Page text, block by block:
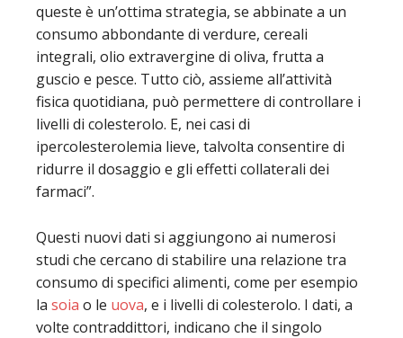
queste è un’ottima strategia, se abbinate a un
consumo abbondante di verdure, cereali
integrali, olio extravergine di oliva, frutta a
guscio e pesce. Tutto ciò, assieme all’attività
fisica quotidiana, può permettere di controllare i
livelli di colesterolo. E, nei casi di
ipercolesterolemia lieve, talvolta consentire di
ridurre il dosaggio e gli effetti collaterali dei
farmaci”.
Questi nuovi dati si aggiungono ai numerosi
studi che cercano di stabilire una relazione tra
consumo di specifici alimenti, come per esempio
la soia o le uova, e i livelli di colesterolo. I dati, a
volte contraddittori, indicano che il singolo